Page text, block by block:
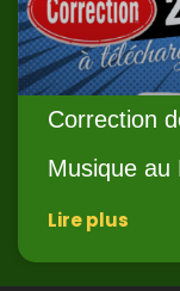
Correction
Musique au
Lire plus